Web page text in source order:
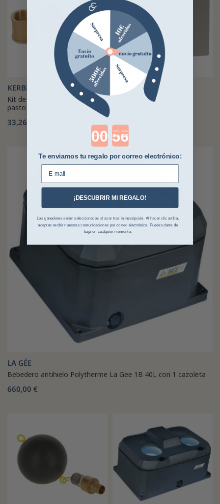
KERBL
Kit de conexión para bomba de
pasto Kerbl
33,26 €
KERBL
Placa de montaje para
LA GÉE
Bebedero antihielo Polytherme La Gee 1B 40L con 1 cazoleta
660,00 €
Countdown ends in:
Te enviamos tu regalo por correo electrónico:
E-mail
¡DESCUBRIR MI REGALO!
Los ganadores serán seleccionados al azar tras la inscripción. Al hacer clic arriba,
aceptas recibir nuestras comunicaciones por correo electrónico. Puedes darte de
baja en cualquier momento.